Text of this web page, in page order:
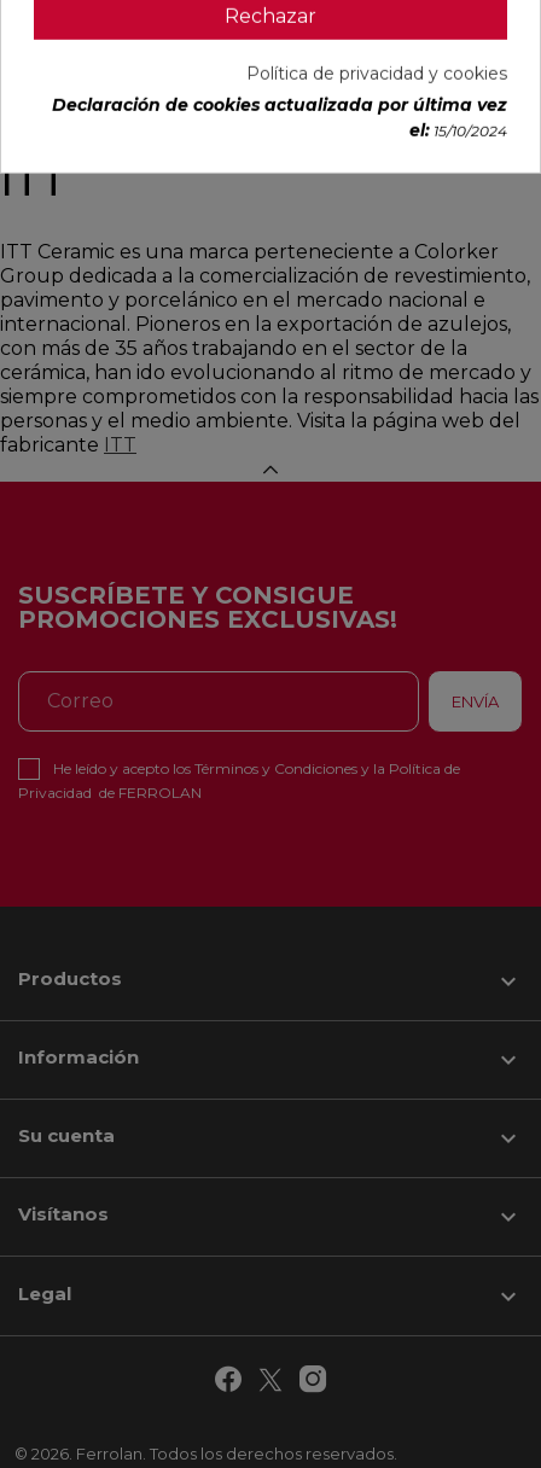
2 colores
ITT
ITT Ceramic es una marca perteneciente a Colorker
Group dedicada a la comercialización de revestimiento,
pavimento y porcelánico en el mercado nacional e
internacional. Pioneros en la exportación de azulejos,
con más de 35 años trabajando en el sector de la
cerámica, han ido evolucionando al ritmo de mercado y
siempre comprometidos con la responsabilidad hacia las
personas y el medio ambiente. Visita la página web del
fabricante ITT
SUSCRÍBETE Y CONSIGUE
PROMOCIONES EXCLUSIVAS!
He leído y acepto los Términos y Condiciones y la Política de
Privacidad de FERROLAN
Productos 
Información 
Su cuenta 
Visítanos keyboard_arrow_down
© 2026. Ferrolan. Todos los derechos reservados.
Legal 
Rechazar
Política de privacidad y cookies
Declaración de cookies actualizada por última vez
el: 15/10/2024